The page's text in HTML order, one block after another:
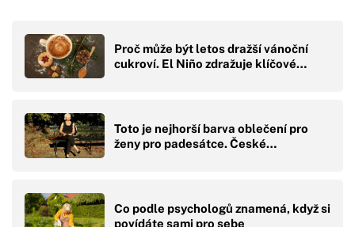
Proč může být letos dražší vánoční
cukroví. El Niño zdražuje klíčové…
Toto je nejhorší barva oblečení pro
ženy pro padesátce. České…
Co podle psychologů znamená, když si
povídáte sami pro sebe